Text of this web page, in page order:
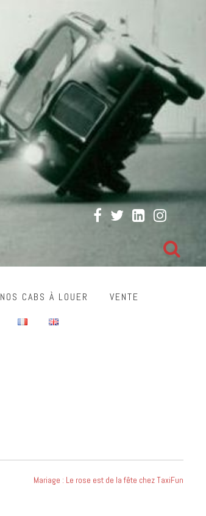
NOS CABS À LOUER
VENTE
Mariage : Le rose est de la fête chez TaxiFun